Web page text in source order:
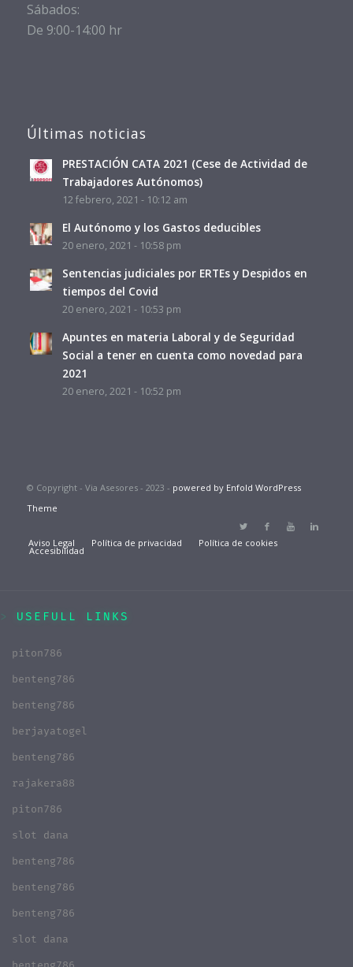
Sábados:
De 9:00-14:00 hr
Últimas noticias
PRESTACIÓN CATA 2021 (Cese de Actividad de
Trabajadores Autónomos)
12 febrero, 2021 - 10:12 am
El Autónomo y los Gastos deducibles
20 enero, 2021 - 10:58 pm
Sentencias judiciales por ERTEs y Despidos en
tiempos del Covid
20 enero, 2021 - 10:53 pm
Apuntes en materia Laboral y de Seguridad
Social a tener en cuenta como novedad para
2021
20 enero, 2021 - 10:52 pm
© Copyright - Via Asesores - 2023 - powered by Enfold WordPress
Theme
Aviso Legal Política de privacidad Política de cookies
Accesibilidad
USEFULL LINKS
piton786
benteng786
benteng786
berjayatogel
benteng786
rajakera88
piton786
slot dana
benteng786
benteng786
benteng786
slot dana